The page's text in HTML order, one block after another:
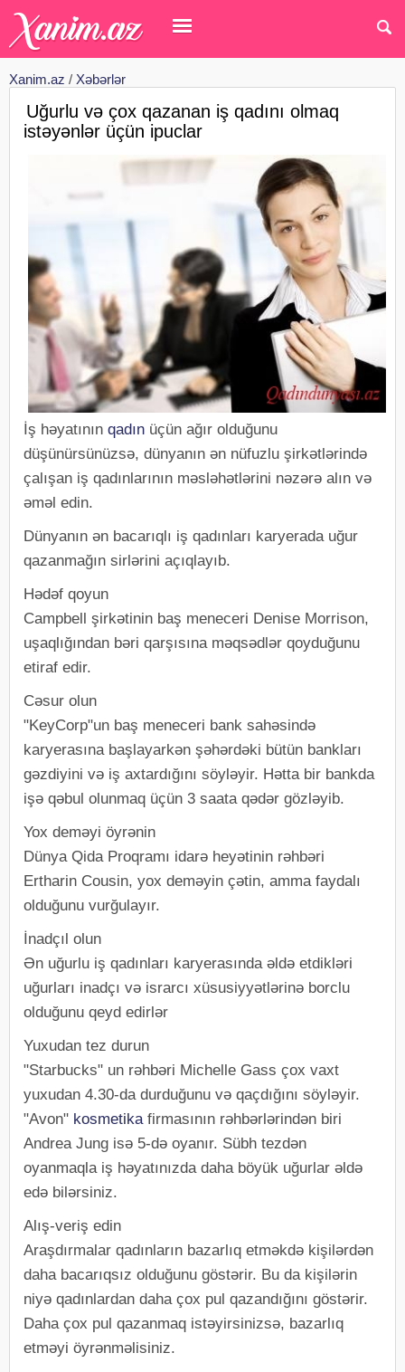
Xanim.az / Xəbərlər
Uğurlu və çox qazanan iş qadını olmaq
istəyənlər üçün ipuclar
İş həyatının qadın üçün ağır olduğunu
düşünürsünüzsə, dünyanın ən nüfuzlu şirkətlərində
çalışan iş qadınlarının məsləhətlərini nəzərə alın və
əməl edin.
Dünyanın ən bacarıqlı iş qadınları karyerada uğur
qazanmağın sirlərini açıqlayıb.
Hədəf qoyun
Campbell şirkətinin baş meneceri Denise Morrison,
uşaqlığından bəri qarşısına məqsədlər qoyduğunu
etiraf edir.
Cəsur olun
"KeyCorp"un baş meneceri bank sahəsində
karyerasına başlayarkən şəhərdəki bütün bankları
gəzdiyini və iş axtardığını söyləyir. Hətta bir bankda
işə qəbul olunmaq üçün 3 saata qədər gözləyib.
Yox deməyi öyrənin
Dünya Qida Proqramı idarə heyətinin rəhbəri
Ertharin Cousin, yox deməyin çətin, amma faydalı
olduğunu vurğulayır.
İnadçıl olun
Ən uğurlu iş qadınları karyerasında əldə etdikləri
uğurları inadçı və israrcı xüsusiyyətlərinə borclu
olduğunu qeyd edirlər
Yuxudan tez durun
"Starbucks" un rəhbəri Michelle Gass çox vaxt
yuxudan 4.30-da durduğunu və qaçdığını söyləyir.
"Avon" kosmetikafirmasının rəhbərlərindən biri
Andrea Jung isə 5-də oyanır. Sübh tezdən
oyanmaqla iş həyatınızda daha böyük uğurlar əldə
edə bilərsiniz.
Alış-veriş edin
Araşdırmalar qadınların bazarlıq etməkdə kişilərdən
daha bacarıqsız olduğunu göstərir. Bu da kişilərin
niyə qadınlardan daha çox pul qazandığını göstərir.
Daha çox pul qazanmaq istəyirsinizsə, bazarlıq
etməyi öyrənməlisiniz.